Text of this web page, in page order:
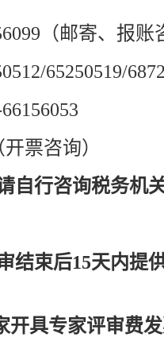
（邮寄、报账
65250519/
票咨询）
自行咨询税务机
结束后15天内提
具专家评审费发